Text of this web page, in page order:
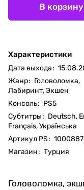
В корзину
Характеристики
Дата выхода:
Жанр: Головоломка,
Лабиринт, Экшен
Консоль: PS5
Субтитры: Deutsch,
Français, Українська
Артикул PS:
Магазин: Турция
Головоломка,